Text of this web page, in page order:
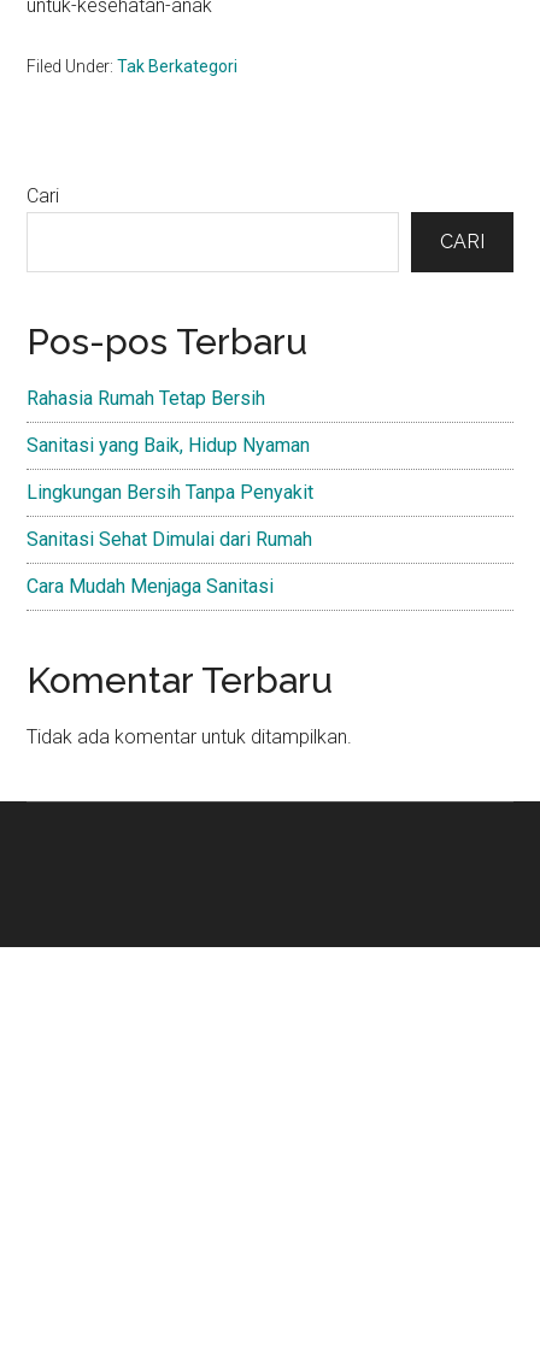
untuk-kesehatan-anak
Filed Under:Tak Berkategori
Primary
Cari
CARI
Pos-pos Terbaru
Rahasia Rumah Tetap Bersih
Sanitasi yang Baik, Hidup Nyaman
Lingkungan Bersih Tanpa Penyakit
Sanitasi Sehat Dimulai dari Rumah
Cara Mudah Menjaga Sanitasi
Komentar Terbaru
Tidak ada komentar untuk ditampilkan.